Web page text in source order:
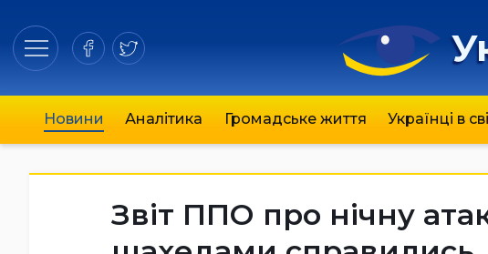
Новини Аналітика Громадське життя Українці в
Звіт ППО про нічну